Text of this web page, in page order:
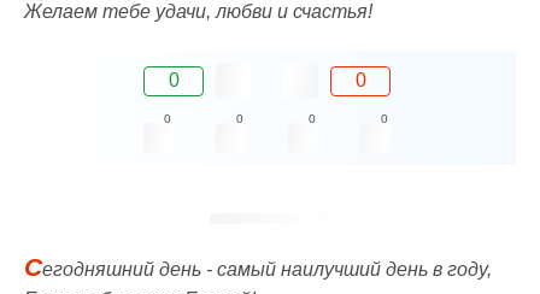
Желаем тебе удачи, любви и счастья!
0 0
0 0 0 0
Сегодняшний день - самый наилучший день в году,